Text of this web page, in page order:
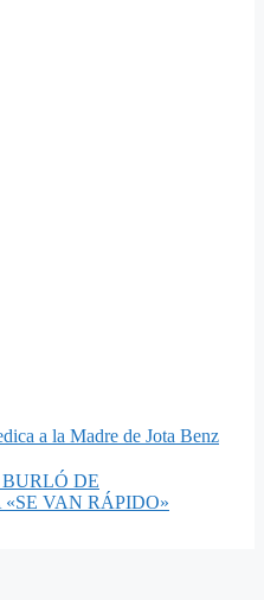
a la Madre de Jota Benz
DE
VAN RÁPIDO»